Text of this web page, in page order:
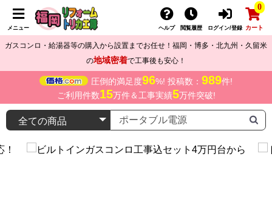
メニュー ヘルプ 閲覧履歴 ログイン/登録
0
カート
ガスコンロ・給湯器等の購入から設置までお任せ！福岡・博多・北九州・久留米
の地域密着で工事後も安心！
圧倒的満足度96%! 投稿数： 989件!
ご利用件数15万件＆工事実績5万件突破!